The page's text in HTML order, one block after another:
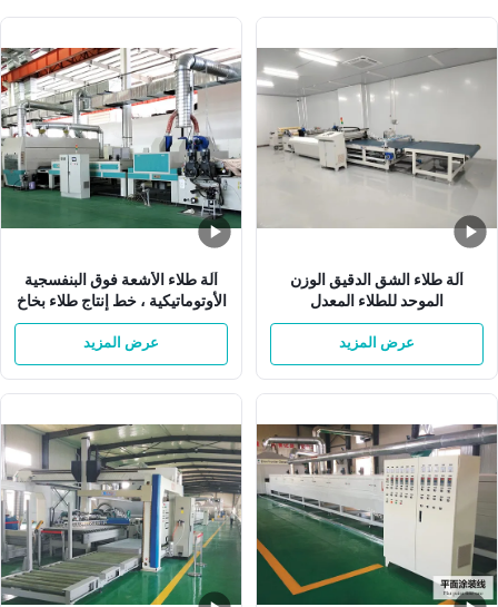
آلة طلاء الشق الدقيق الوزن
الموحد للطلاء المعدل
عرض المزيد
آلة طلاء الأشعة فوق البنفسجية
الأوتوماتيكية ، خط إنتاج طلاء بخاخ
W1300mm
عرض المزيد